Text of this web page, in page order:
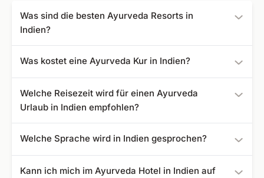
Was sind die besten Ayurveda Resorts in
Indien?
am besten bewertet:
Bewertung: 4,8
Kadaltheeram Ayurvedic Beach Resort
Kairali - The Ayurvedic Healing Village-
Bewertung: 4,7
Somatheeram Ayurvedic Health Resort-
Was kostet eine Ayurveda Kur in Indien?
fitreisen.de bei 811 €.
Welche Reisezeit wird für einen Ayurveda
Urlaub in Indien empfohlen?
beste Zeit Indien zu bereisen. Dennoch sollten Sie
beachten, dass in jeder Region ein abweichendes Klima
herrscht. Und obwohl es verlockend sein mag, in der
Welche Sprache wird in Indien gesprochen?
Kann ich mich im Ayurveda Hotel in Indien auf